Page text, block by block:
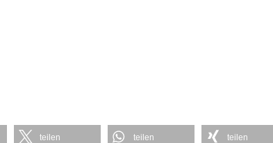
teilen teilen teilen